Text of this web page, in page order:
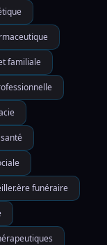
familiale
funéraire